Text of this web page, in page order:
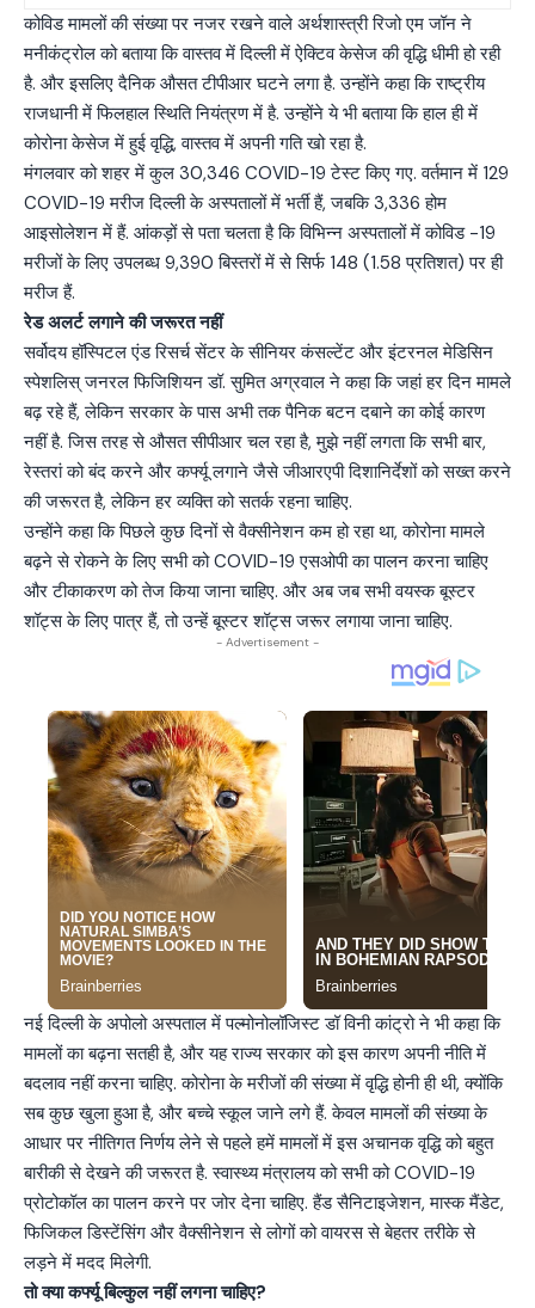
कोविड मामलों की संख्या पर नजर रखने वाले अर्थशास्त्री रिजो एम जॉन ने
मनीकंट्रोल को बताया कि वास्तव में दिल्ली में ऐक्टिव केसेज की वृद्धि धीमी हो रही
है. और इसलिए दैनिक औसत टीपीआर घटने लगा है. उन्होंने कहा कि राष्ट्रीय
राजधानी में फिलहाल स्थिति नियंत्रण में है. उन्होंने ये भी बताया कि हाल ही में
कोरोना केसेज में हुई वृद्धि, वास्तव में अपनी गति खो रहा है.
मंगलवार को शहर में कुल 30,346 COVID-19 टेस्ट किए गए. वर्तमान में 129
COVID-19 मरीज दिल्ली के अस्पतालों में भर्ती हैं, जबकि 3,336 होम
आइसोलेशन में हैं. आंकड़ों से पता चलता है कि विभिन्न अस्पतालों में कोविड -19
मरीजों के लिए उपलब्ध 9,390 बिस्तरों में से सिर्फ 148 (1.58 प्रतिशत) पर ही
मरीज हैं.
रेड अलर्ट लगाने की जरूरत नहीं
सर्वोदय हॉस्पिटल एंड रिसर्च सेंटर के सीनियर कंसल्टेंट और इंटरनल मेडिसिन
स्पेशलिस् जनरल फिजिशियन डॉ. सुमित अग्रवाल ने कहा कि जहां हर दिन मामले
बढ़ रहे हैं, लेकिन सरकार के पास अभी तक पैनिक बटन दबाने का कोई कारण
नहीं है. जिस तरह से औसत सीपीआर चल रहा है, मुझे नहीं लगता कि सभी बार,
रेस्तरां को बंद करने और कर्फ्यू लगाने जैसे जीआरएपी दिशानिर्देशों को सख्त करने
की जरूरत है, लेकिन हर व्यक्ति को सतर्क रहना चाहिए.
उन्होंने कहा कि पिछले कुछ दिनों से वैक्सीनेशन कम हो रहा था, कोरोना मामले
बढ़ने से रोकने के लिए सभी को COVID-19 एसओपी का पालन करना चाहिए
और टीकाकरण को तेज किया जाना चाहिए. और अब जब सभी वयस्क बूस्टर
शॉट्स के लिए पात्र हैं, तो उन्हें बूस्टर शॉट्स जरूर लगाया जाना चाहिए.
- Advertisement -
नई दिल्ली के अपोलो अस्पताल में पल्मोनोलॉजिस्ट डॉ विनी कांट्रो ने भी कहा कि
मामलों का बढ़ना सतही है, और यह राज्य सरकार को इस कारण अपनी नीति में
बदलाव नहीं करना चाहिए. कोरोना के मरीजों की संख्या में वृद्धि होनी ही थी, क्योंकि
सब कुछ खुला हुआ है, और बच्चे स्कूल जाने लगे हैं. केवल मामलों की संख्या के
आधार पर नीतिगत निर्णय लेने से पहले हमें मामलों में इस अचानक वृद्धि को बहुत
बारीकी से देखने की जरूरत है. स्वास्थ्य मंत्रालय को सभी को COVID-19
प्रोटोकॉल का पालन करने पर जोर देना चाहिए. हैंड सैनिटाइजेशन, मास्क मैंडेट,
फिजिकल डिस्टेंसिंग और वैक्सीनेशन से लोगों को वायरस से बेहतर तरीके से
लड़ने में मदद मिलेगी.
तो क्या कर्फ्यू बिल्कुल नहीं लगना चाहिए?